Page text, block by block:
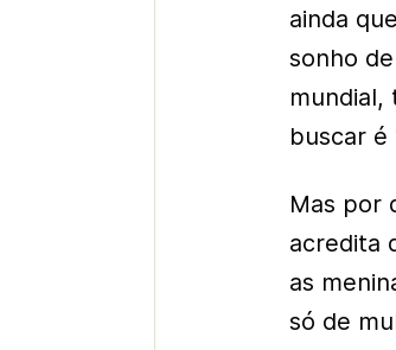
ainda
sonho
mundial,
buscar é
Mas por
acredita
as
só de